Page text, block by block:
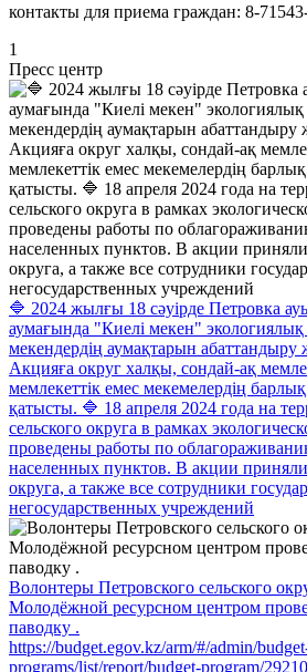
контакты для приема граждан: 8-
1
Пресс центр
🔷 2024 жылғы 18 сәуірде Петровка
аумағында "Киелі мекен" экологиялық
мекендердің аумақтарын абаттандыру
Акцияға округ халқы, сондай-ақ
мемлекеттік емес мекемелердің
қатысты. 🔷 18 апреля 2024 года на
сельского округа в рамках
проведены работы по
населенных пунктов. В акции приняли
округа, а также все сотрудники
негосударственных учреждений
Волонтеры Петровского сельского
Молодёжной ресурсном центром
паводку .
https://budget.egov.kz/arm/#/admin/
programs/list/report/budget-program/